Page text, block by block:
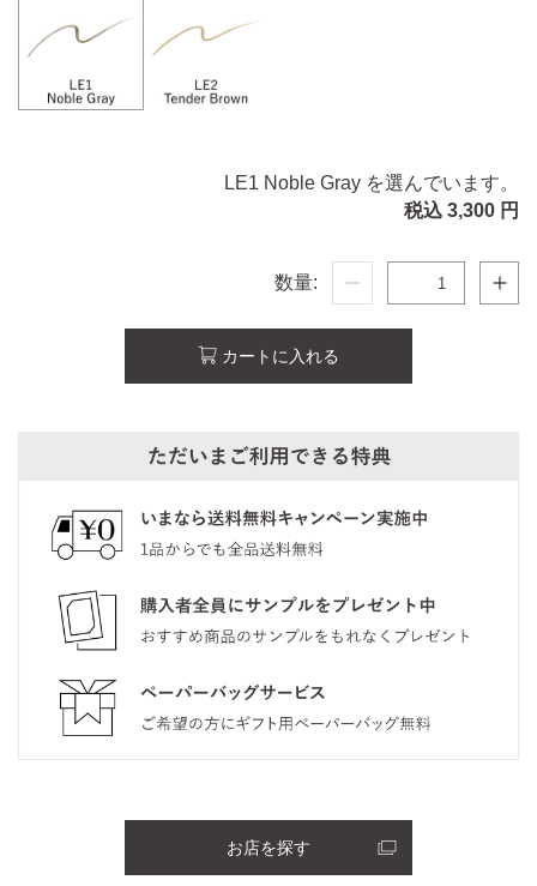
LE1 Noble Gray を選んでいます。
税込 3,300 円
数量:
カートに入れる
お店を探す